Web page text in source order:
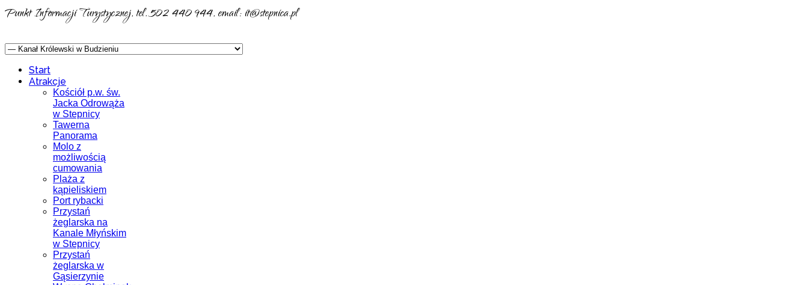
Punkt Informacji Turystycznej, tel. 502 440 944, email: it@stepnica.pl
Start
Atrakcje
Kościół p.w. św.
Jacka Odrowąża
w Stepnicy
Tawerna
Panorama
Molo z
możliwością
cumowania
Plaża z
kąpieliskiem
Port rybacki
Przystań
żeglarska na
Kanale Młyńskim
w Stepnicy
Przystań
żeglarska w
Gąsierzynie